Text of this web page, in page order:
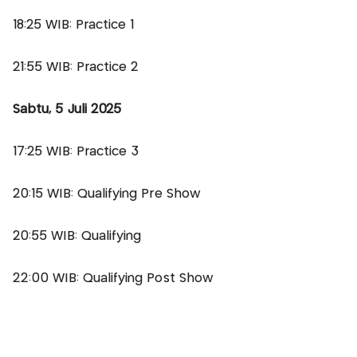
18:25 WIB: Practice 1
21:55 WIB: Practice 2
Sabtu, 5 Juli 2025
17:25 WIB: Practice 3
20:15 WIB: Qualifying Pre Show
20:55 WIB: Qualifying
22:00 WIB: Qualifying Post Show